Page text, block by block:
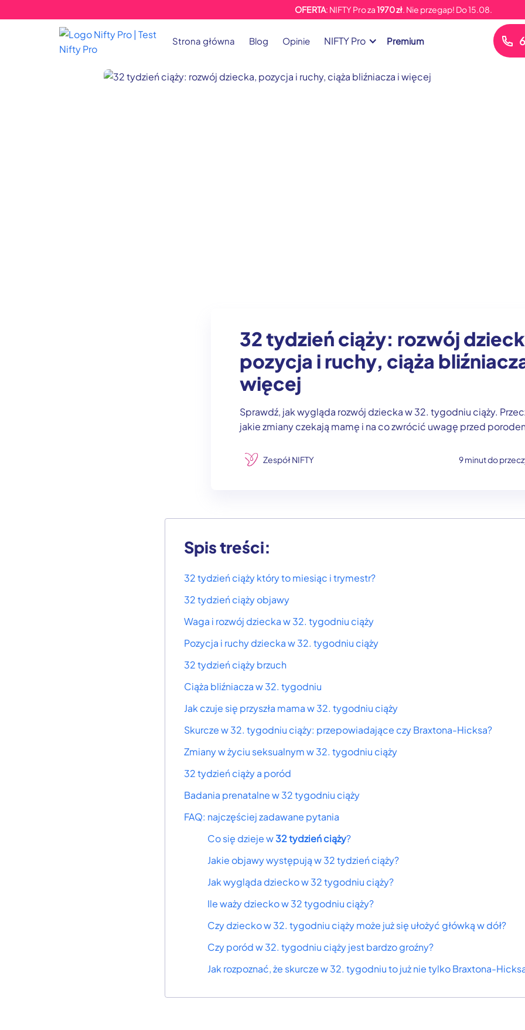
OFERTA: NIFTY Pro za1970 zł. Nie przegap! Do15.08.
Strona główna Blog Opinie NIFTY Pro Premium
32 tydzień ciąży: rozwój
pozycja i ruchy, ciąża
więcej
Sprawdź, jak wygląda rozwój dziecka w 32. tygodniu ciąży.
jakie zmiany czekają mamę i na co zwrócić uwagę przed
Zespół NIFTY 9 minut do
Spis treści:
32 tydzień ciąży który to miesiąc i trymestr?
32 tydzień ciąży objawy
Waga i rozwój dziecka w 32. tygodniu ciąży
Pozycja i ruchy dziecka w 32. tygodniu ciąży
32 tydzień ciąży brzuch
Ciąża bliźniacza w 32. tygodniu
Jak czuje się przyszła mama w 32. tygodniu ciąży
Skurcze w 32. tygodniu ciąży: przepowiadające czy Braxtona-Hicksa?
Zmiany w życiu seksualnym w 32. tygodniu ciąży
32 tydzień ciąży a poród
Badania prenatalne w 32 tygodniu ciąży
FAQ: najczęściej zadawane pytania
Co się dzieje w32 tydzień ciąży?
Jakie objawy występują w 32 tydzień ciąży?
Jak wygląda dziecko w 32 tygodniu ciąży?
Ile waży dziecko w 32 tygodniu ciąży?
Czy dziecko w 32. tygodniu ciąży może już się ułożyć główką w dół?
Czy poród w 32. tygodniu ciąży jest bardzo groźny?
Jak rozpoznać, że skurcze w 32. tygodniu to już nie tylko Braxtona-